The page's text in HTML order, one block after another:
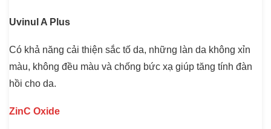
Uvinul A Plus
Có khả năng cải thiện sắc tố da, những làn da không xỉn
màu, không đều màu và chống bức xạ giúp tăng tính đàn
hồi cho da.
ZinC Oxide